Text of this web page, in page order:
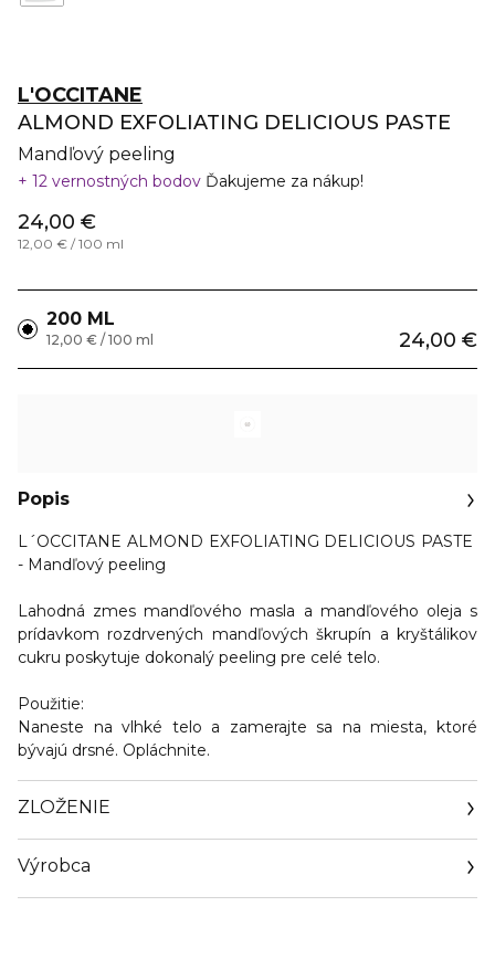
L'OCCITANE
ALMOND EXFOLIATING DELICIOUS PASTE
Mandľový peeling
12 vernostných bodov Ďakujeme za nákup!
24,00 €
12,00 € / 100 ml
200 ML
24,00 €
12,00 € / 100 ml
Popis
L´OCCITANE ALMOND EXFOLIATING DELICIOUS PASTE
- Mandľový peeling
Lahodná zmes mandľového masla a mandľového oleja s
prídavkom rozdrvených mandľových škrupín a kryštálikov
cukru poskytuje dokonalý peeling pre celé telo.
Použitie:
Naneste na vlhké telo a zamerajte sa na miesta, ktoré
bývajú drsné. Opláchnite.
ZLOŽENIE
Výrobca